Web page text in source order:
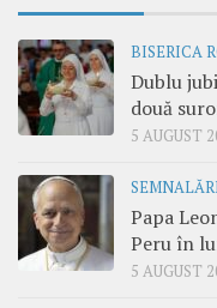
BISERICA
Dublu
două
5 AUGUST
Papa
Peru în
5 AUGUST